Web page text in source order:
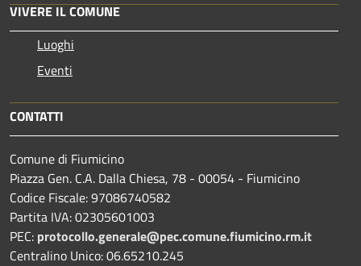
VIVERE IL COMUNE
Luoghi
Eventi
CONTATTI
Comune di Fiumicino
Piazza Gen. C.A. Dalla Chiesa, 78 - 00054 - Fiumicino
Codice Fiscale: 97086740582
Partita IVA: 02305601003
PEC: protocollo.generale@pec.comune.fiumicino.rm.it
Centralino Unico: 06.65210.245